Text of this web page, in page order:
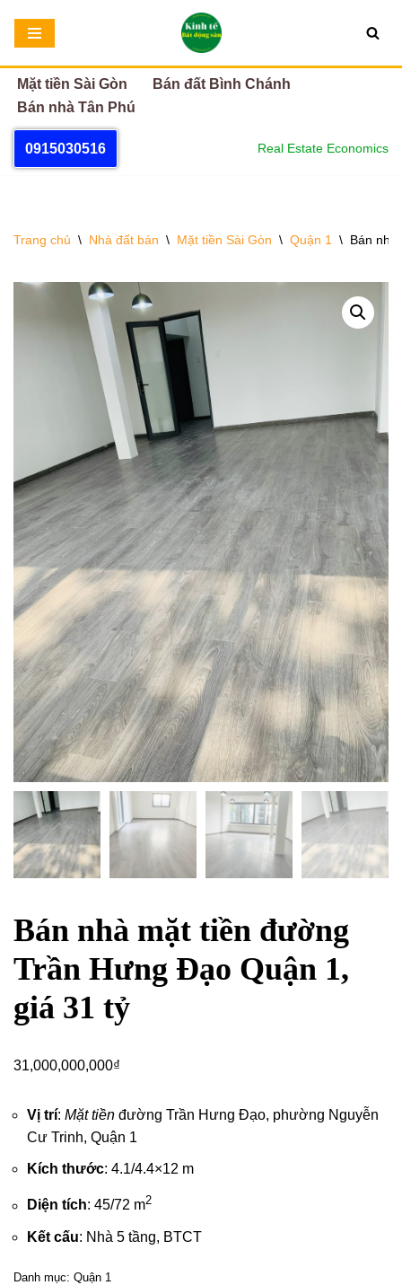
Chuyển
tới
nội
dung
Mặt tiền Sài Gòn
Bán đất Bình Chánh
Bán nhà Tân Phú
0915030516 Real Estate Economics
Trang chủ \ Nhà đất bán \ Mặt tiền Sài Gòn \ Quận 1 \ Bán
Bán nhà mặt tiền đường
Trần Hưng Đạo Quận 1,
giá 31 tỷ
31,000,000,000₫
Vị trí: Mặt tiền đường Trần Hưng Đạo, phường Nguyễn
Cư Trinh, Quận 1
Kích thước: 4.1/4.4×12 m
Diện tích: 45/72 m2
Kết cấu: Nhà 5 tầng, BTCT
Danh mục: Quận 1